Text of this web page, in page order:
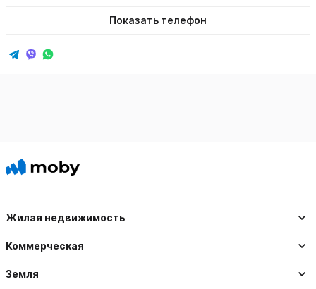
Показать телефон
Жилая недвижимость
Коммерческая
Земля